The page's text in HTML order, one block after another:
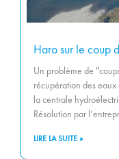
Haro sur le coup
Un problème de
récupération des
la centrale
Résolution par
LIRE LA SUITE »